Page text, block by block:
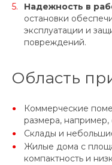
Надежность в
остановки
эксплуатации и
повреждений.
Область
Коммерческие
размера,
Склады и
Жилые дома с
компактность и